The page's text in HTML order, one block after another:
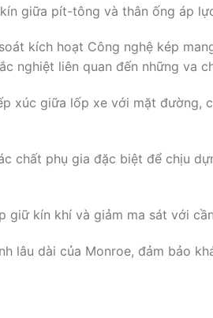
giữa pít-tông và thân ống áp
kích hoạt Công nghệ kép
nghiệt liên quan đến những va
xúc giữa lốp xe với mặt đường,
chất phụ gia đặc biệt để chịu
kín khí và giảm ma sát với
lâu dài của Monroe, đảm bảo